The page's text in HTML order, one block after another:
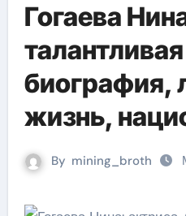
Гогаева
биография,
жизнь,
By mining_broth